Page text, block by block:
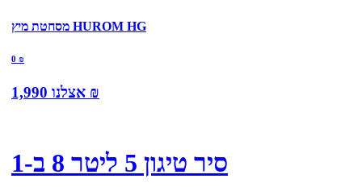
מסחטת מיץ HUROM HG
0 ₪
אצלנו 1,990 ₪
סיר טיגון 5 ליטר 8 ב-1